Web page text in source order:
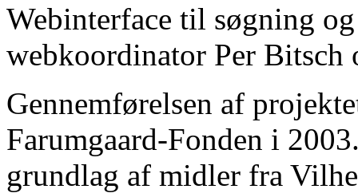
Webinterface til søgning
webkoordinator Per Bitsch
Gennemførelsen af
Farumgaard-Fonden i
grundlag af midler fra